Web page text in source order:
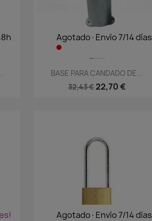
Agotado·Envío 7/14 días
Vista rápida
BASE PARA CANDADO DE...
32,43 € 22,70 €
Agotado·Envío 7/14 días